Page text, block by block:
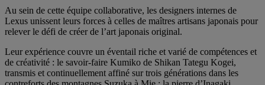
Au sein de cette équipe collaborative, les designers internes de
Lexus unissent leurs forces à celles de maîtres artisans japonais pour
relever le défi de créer de l’art japonais original.
Leur expérience couvre un éventail riche et varié de compétences et
de créativité : le savoir-faire Kumiko de Shikan Tategu Kogei,
transmis et continuellement affiné sur trois générations dans les